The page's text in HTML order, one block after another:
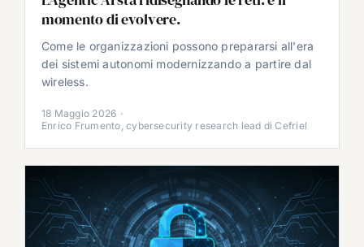
momento di evolvere.
Come le organizzazioni possono prepararsi all'era
dei sistemi autonomi modernizzando a partire dal
wireless.
18 Maggio 2026 ·
Enrico Frumento, cybersecurity research lead di Cefriel